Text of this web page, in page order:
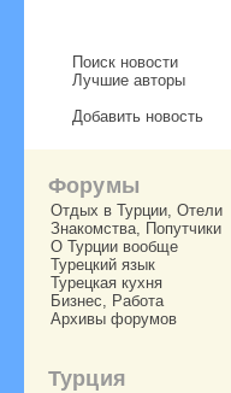
Поиск новости
Лучшие авторы
Добавить новость
Форумы
Отдых в Турции, Отели
Знакомства, Попутчики
О Турции вообще
Турецкий язык
Турецкая кухня
Бизнес, Работа
Архивы форумов
Турция